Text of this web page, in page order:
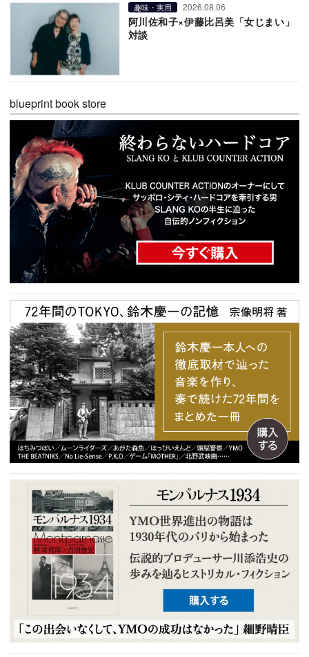
趣味・実用 2026.08.06
阿川佐和子×伊藤比呂美「女じまい」
対談
blueprint book store